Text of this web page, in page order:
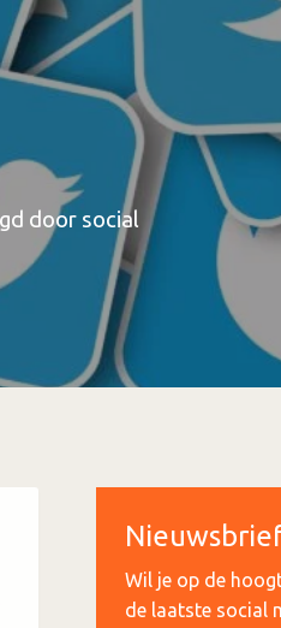
door social
Wil je op de
de laatste social